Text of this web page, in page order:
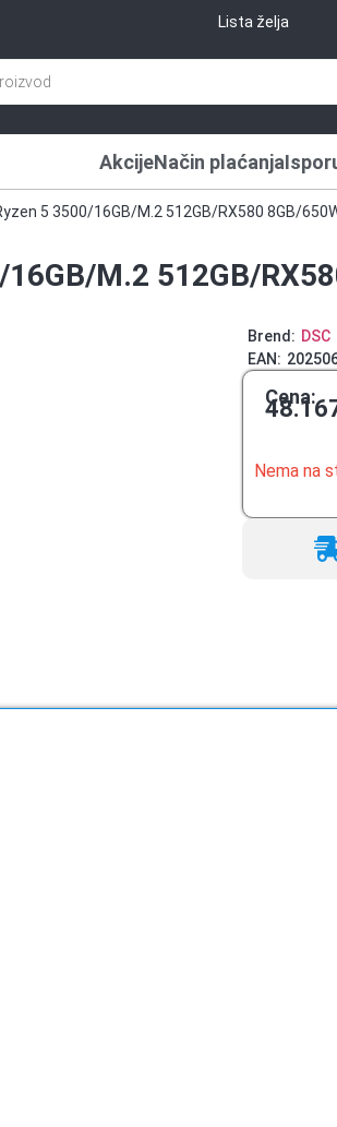
Lista želja
AkcijeNačin plaćanja
5 3500/16GB/M.2 512GB/RX580 8GB/
M.2 512GB/
Brend: DSC
EAN:
Cena:
Nema na